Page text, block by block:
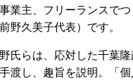
業主、フリーランスで
野久美子代表）です。
氏らは、応対した千葉
渡し、趣旨を説明。「